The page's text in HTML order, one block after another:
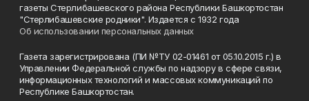
газеты Стерлибашевского района Республики Башкортостан
"Стерлибашевские родники". Издается с 1932 года
Об использовании персональных данных
Газета зарегистрирована (ПИ №ТУ 02-01461 от 05.10.2015 г.) в
Управлении Федеральной службы по надзору в сфере связи,
информационных технологий и массовых коммуникаций по
Республике Башкортостан.